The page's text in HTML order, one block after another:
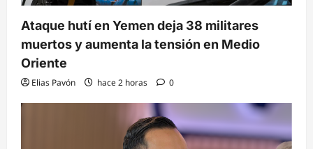
Ataque hutí en Yemen deja 38 militares
muertos y aumenta la tensión en Medio
Oriente
Elias Pavón hace 2 horas 0